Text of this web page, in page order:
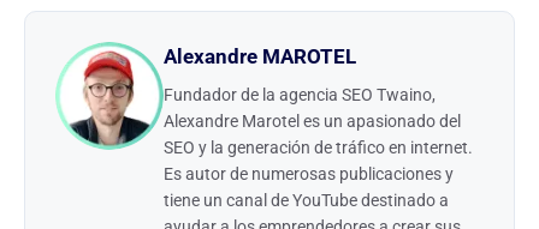
Alexandre MAROTEL
Fundador de la agencia SEO Twaino,
Alexandre Marotel es un apasionado del
SEO y la generación de tráfico en internet.
Es autor de numerosas publicaciones y
tiene un canal de YouTube destinado a